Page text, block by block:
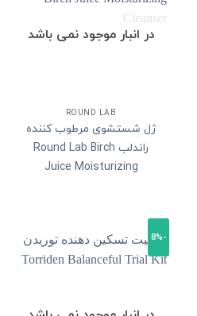
در انبار موجود نمی باشد
ROUND LAB
ژل شستشوی مرطوب کننده
راندلب Round Lab Birch
Juice Moisturizing
-8%